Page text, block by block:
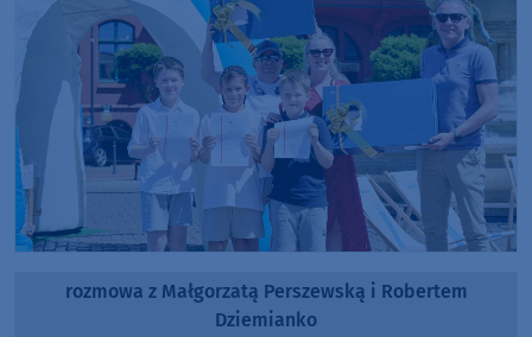
rozmowa z Małgorzatą Perszewską i Robertem
Dziemianko